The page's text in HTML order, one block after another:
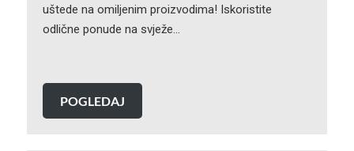
uštede na omiljenim proizvodima! Iskoristite
odlične ponude na svježe…
POGLEDAJ